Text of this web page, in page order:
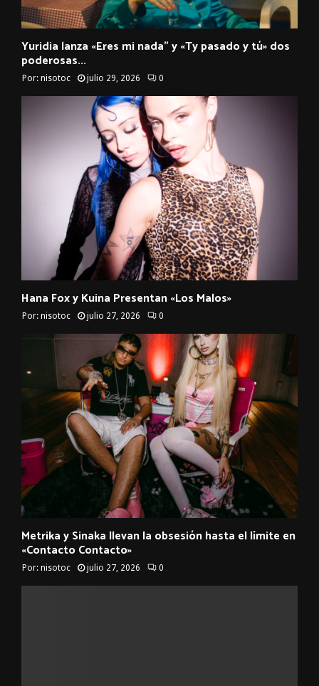
Yuridia lanza «Eres mi nada” y «Ty pasado y tú» dos
poderosas...
Por: nisotoc julio 29, 2026 0
Hana Fox y Kuina Presentan «Los Malos»
Por: nisotoc julio 27, 2026 0
Metrika y Sinaka llevan la obsesión hasta el límite en
«Contacto Contacto»
Por: nisotoc julio 27, 2026 0